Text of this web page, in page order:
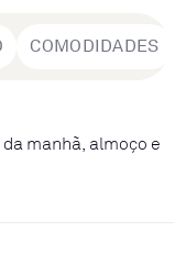
COMODIDADES
manhã, almoço e